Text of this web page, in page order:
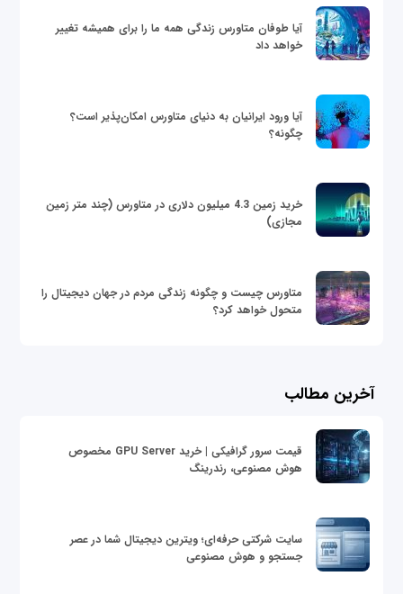
آیا طوفان متاورس زندگی همه ما را برای همیشه تغییر
خواهد داد
آیا ورود ایرانیان به دنیای متاورس امکان‌پذیر است؟
چگونه؟
خرید زمین 4.3 میلیون دلاری در متاورس (چند متر زمین
مجازی)
متاورس چیست و چگونه زندگی مردم در جهان دیجیتال را
متحول خواهد کرد؟
آخرین مطالب
قیمت سرور گرافیکی | خرید GPU Server مخصوص
هوش مصنوعی، رندرینگ
سایت شرکتی حرفه‌ای؛ ویترین دیجیتال شما در عصر
جستجو و هوش مصنوعی